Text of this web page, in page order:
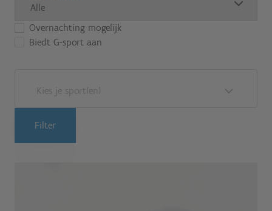
Overnachting mogelijk
Biedt G-sport aan
Kies je sport(en)
Filter